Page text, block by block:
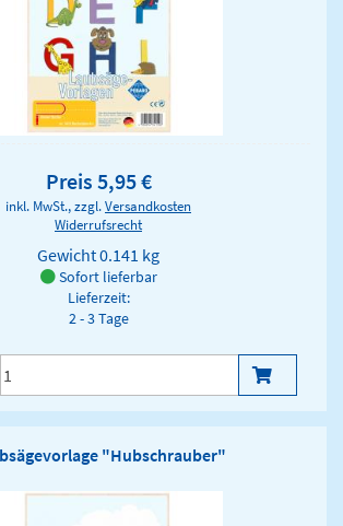
Preis 5,95 €
inkl. MwSt., zzgl.Versandkosten
Widerrufsrecht
Gewicht0.141 kg
Sofort lieferbar
Lieferzeit:
2 - 3 Tage
"Hubschrauber"